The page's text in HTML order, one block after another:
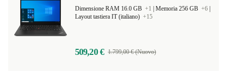
Dimensione RAM 16.0 GB +1 Memoria 256 GB +6
Layout tastiera IT (italiano) +15
509,20 € 1.799,00 € (Nuovo)